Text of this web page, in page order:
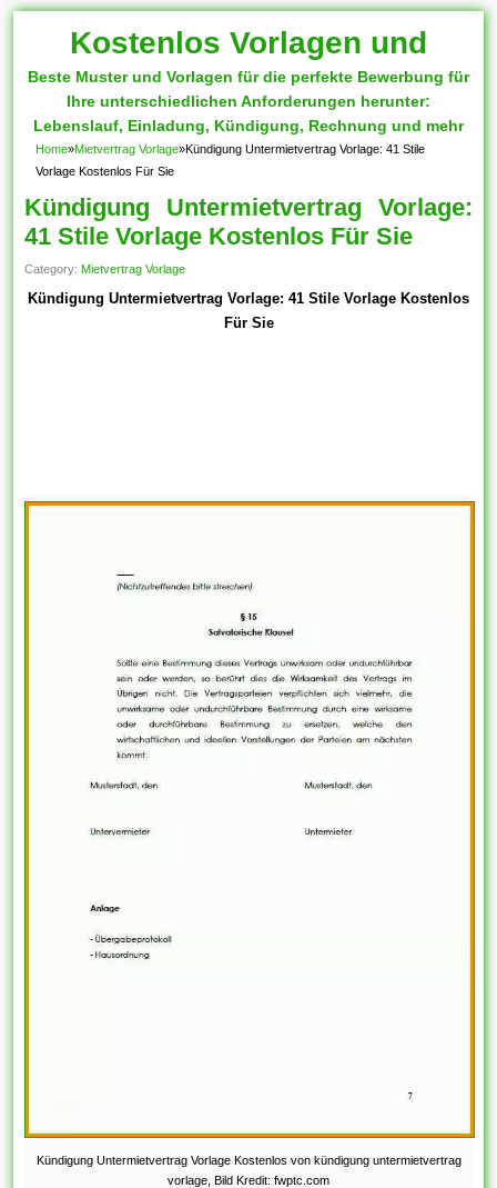
Kostenlos Vorlagen und
Muster
Beste Muster und Vorlagen für die perfekte Bewerbung für
Ihre unterschiedlichen Anforderungen herunter:
Lebenslauf, Einladung, Kündigung, Rechnung und mehr
Home»Mietvertrag Vorlage»Kündigung Untermietvertrag Vorlage: 41 Stile
Vorlage Kostenlos Für Sie
Kündigung Untermietvertrag Vorlage:
41 Stile Vorlage Kostenlos Für Sie
Category: Mietvertrag Vorlage
Kündigung Untermietvertrag Vorlage: 41 Stile Vorlage Kostenlos
Für Sie
Kündigung Untermietvertrag Vorlage Kostenlos von kündigung untermietvertrag
vorlage, Bild Kredit: fwptc.com